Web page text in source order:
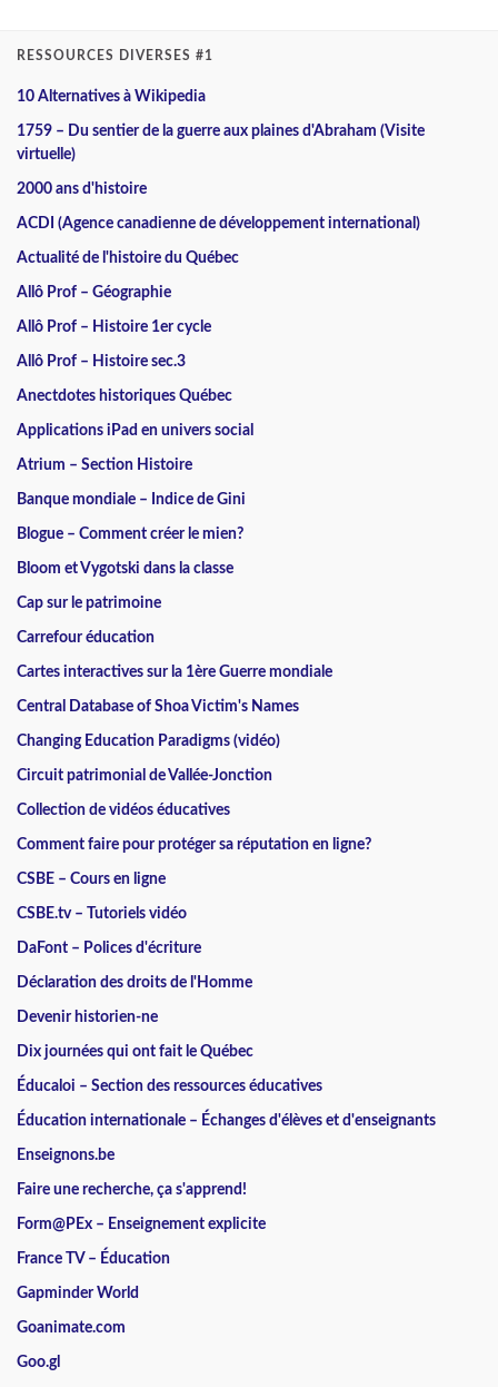
RESSOURCES DIVERSES #1
10 Alternatives à Wikipedia
1759 – Du sentier de la guerre aux plaines d'Abraham (Visite
virtuelle)
2000 ans d'histoire
ACDI (Agence canadienne de développement international)
Actualité de l'histoire du Québec
Allô Prof – Géographie
Allô Prof – Histoire 1er cycle
Allô Prof – Histoire sec.3
Anectdotes historiques Québec
Applications iPad en univers social
Atrium – Section Histoire
Banque mondiale – Indice de Gini
Blogue – Comment créer le mien?
Bloom et Vygotski dans la classe
Cap sur le patrimoine
Carrefour éducation
Cartes interactives sur la 1ère Guerre mondiale
Central Database of Shoa Victim's Names
Changing Education Paradigms (vidéo)
Circuit patrimonial de Vallée-Jonction
Collection de vidéos éducatives
Comment faire pour protéger sa réputation en ligne?
CSBE – Cours en ligne
CSBE.tv – Tutoriels vidéo
DaFont – Polices d'écriture
Déclaration des droits de l'Homme
Devenir historien-ne
Dix journées qui ont fait le Québec
Éducaloi – Section des ressources éducatives
Éducation internationale – Échanges d'élèves et d'enseignants
Enseignons.be
Faire une recherche, ça s'apprend!
Form@PEx – Enseignement explicite
France TV – Éducation
Gapminder World
Goanimate.com
Goo.gl